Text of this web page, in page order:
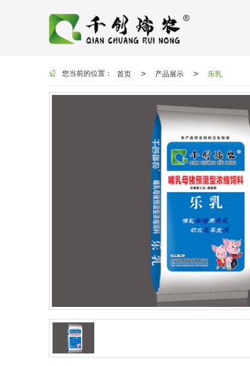
您当前的位置： 首页 > 产品展示 > 乐乳